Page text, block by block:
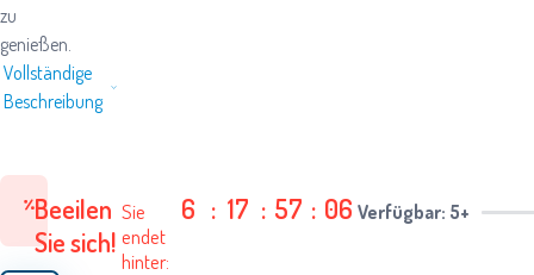
zu
genießen.
Vollständige
Beschreibung
Beeilen
Sie sich!
Sie
endet
hinter:
6 : 17 : 57 : 06 Verfügbar: 5+